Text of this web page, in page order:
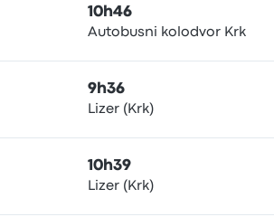
10h46
Autobusni kolodvor Krk
9h36
Lizer (Krk)
10h39
Lizer (Krk)